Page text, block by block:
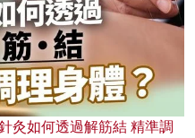
灸如何透過解筋結 精準調